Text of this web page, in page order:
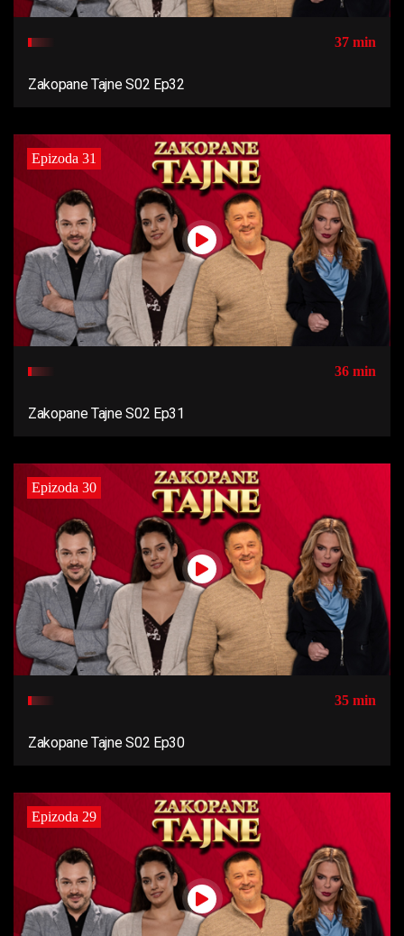
37 min
Zakopane Tajne S02 Ep32
Epizoda 31
36 min
Zakopane Tajne S02 Ep31
Epizoda 30
35 min
Zakopane Tajne S02 Ep30
Epizoda 29